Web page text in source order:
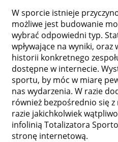
W sporcie istnieje
możliwe jest budowanie
wybrać odpowiedni typ.
wpływające na wyniki, oraz
historii konkretnego
dostępne w internecie.
sportu, by móc w miarę
nas wydarzenia. W razie
również bezpośrednio się
razie jakichkolwiek
infolinią Totalizatora
stronę internetową.